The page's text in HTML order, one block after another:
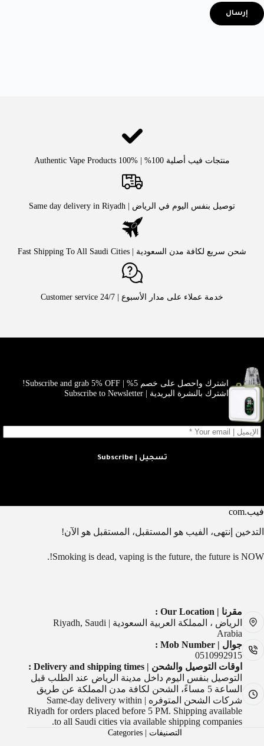
إرسال
منتجات فيب أصلية 100% | Authentic Vape Products 100%
توصيل بنفس اليوم في الرياض | Same day delivery in Riyadh
شحن سريع لكافة مدن السعودية | Fast Shipping To All Saudi Cities
خدمة عملاء على مدار الأسبوع | Customer service 24/7
اشترك واحصل على خصم 5% | Subscribe and grab 5% OFF!
اشترك بالنشرة البريدية | Subscribe to Newsletter
تسجيل | Subscribe
فيب.com
التدخين إنتهى، الفيب هو المستقبل، المستقبل هو الآن!
Smoking is dead, vaping is the future, the future is NOW!.
مقرنا | Our Location :
الرياض ، المملكة العربية السعودية | Riyadh, Saudi
Arabia
جوال | Mob Number :
0510992915
اوقات التوصيل والشحن | Delivery and shipping times :
التوصيل بنفس اليوم داخل مدينة الرياض عند الطلب قبل
الساعة 5 مساءً، الشحن لكافة مدن المملكة عن طريق
شركات الشحن المتوفره | Same-day delivery within
Riyadh for orders placed before 5 PM. Shipping available
to all Saudi cities via available shipping companies.
التصنيفات | Categories